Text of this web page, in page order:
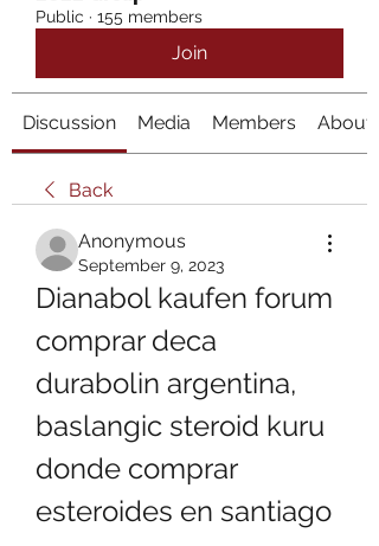
Public · 155 members
Join
Discussion Media Members About
Back
Anonymous
September 9, 2023
Dianabol kaufen forum
comprar deca
durabolin argentina,
baslangic steroid kuru
donde comprar
esteroides en santiago